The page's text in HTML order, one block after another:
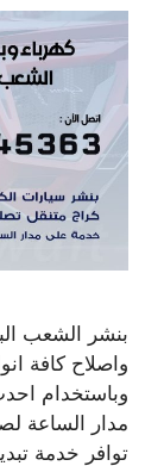
بنشر الشعب
واصلاح كافة
وباستخدام
مدار الساعة
توافر خدمة